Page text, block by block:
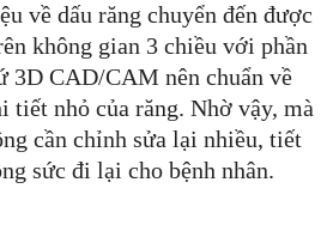
về dấu răng chuyển đến được
không gian 3 chiều với phần
3D CAD/CAM nên chuẩn về
tiết nhỏ của răng. Nhờ vậy, mà
cần chỉnh sửa lại nhiều, tiết
sức đi lại cho bệnh nhân.